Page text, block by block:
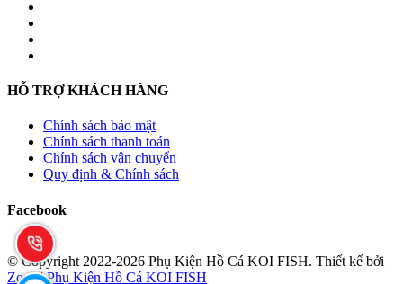
HỖ TRỢ KHÁCH HÀNG
Chính sách bảo mật
Chính sách thanh toán
Chính sách vận chuyển
Quy định & Chính sách
Facebook
© Copyright 2022-2026 Phụ Kiện Hồ Cá KOI FISH. Thiết kế bởi
Zozo | Phụ Kiện Hồ Cá KOI FISH